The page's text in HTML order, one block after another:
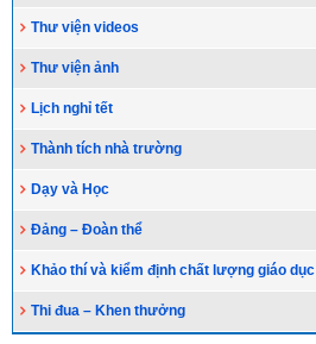
Thư viện videos
Thư viện ảnh
Lịch nghỉ tết
Thành tích nhà trường
Dạy và Học
Đảng – Đoàn thể
Khảo thí và kiểm định chất lượng giáo dục
Thi đua – Khen thưởng